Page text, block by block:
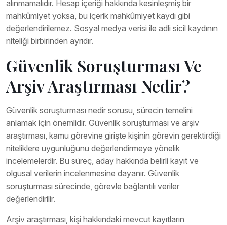
alınmamalıdır. Hesap içeriği hakkında kesinleşmiş bir
mahkûmiyet yoksa, bu içerik mahkûmiyet kaydı gibi
değerlendirilemez. Sosyal medya verisi ile adli sicil kaydının
niteliği birbirinden ayrıdır.
Güvenlik Soruşturması Ve
Arşiv Araştırması Nedir?
Güvenlik soruşturması nedir sorusu, sürecin temelini
anlamak için önemlidir. Güvenlik soruşturması ve arşiv
araştırması, kamu görevine girişte kişinin görevin gerektirdiği
niteliklere uygunluğunu değerlendirmeye yönelik
incelemelerdir. Bu süreç, aday hakkında belirli kayıt ve
olgusal verilerin incelenmesine dayanır. Güvenlik
soruşturması sürecinde, görevle bağlantılı veriler
değerlendirilir.
Arşiv araştırması, kişi hakkındaki mevcut kayıtların